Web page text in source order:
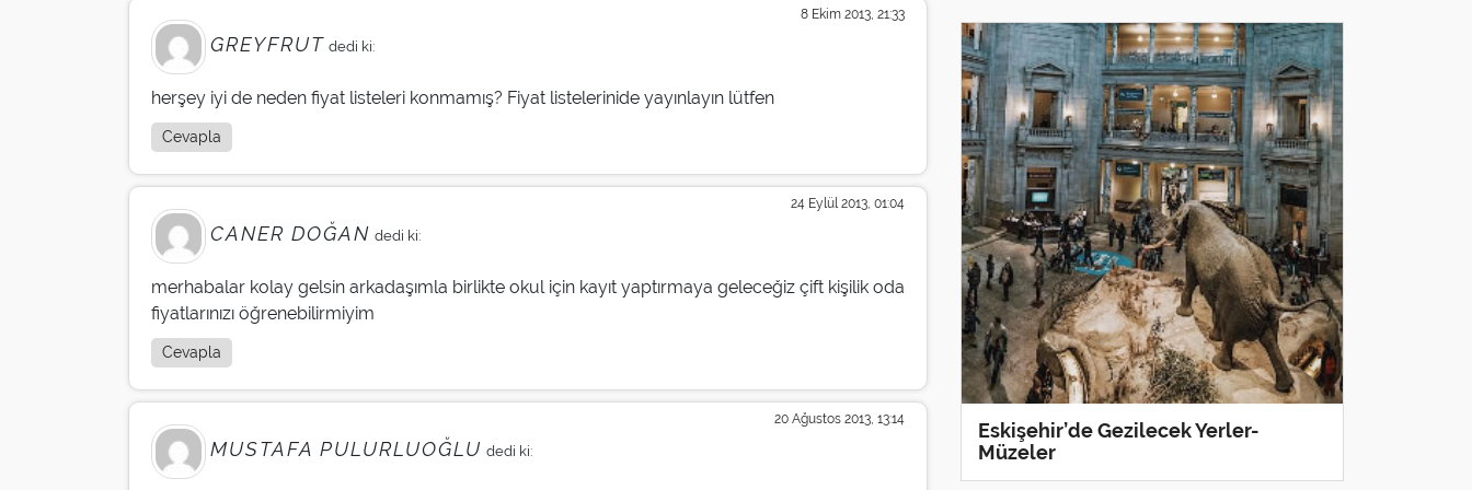
GREYFRUT dedi ki:
8 Ekim 2013, 21:33
herşey iyi de neden fiyat listeleri konmamış? Fiyat listelerinide yayınlayın lütfen
Cevapla
CANER DOĞAN dedi ki:
24 Eylül 2013, 01:04
merhabalar kolay gelsin arkadaşımla birlikte okul için kayıt yaptırmaya geleceğiz çift kişilik oda
fiyatlarınızı öğrenebilirmiyim
Cevapla
MUSTAFA PULURLUOĞLU dedi ki:
20 Ağustos 2013, 13:14
Eskişehir’de Gezilecek Yerler-
Müzeler